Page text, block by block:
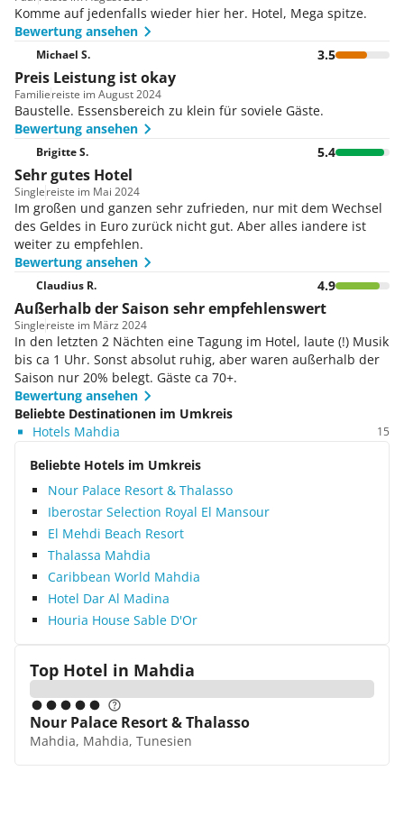
Komme auf jedenfalls wieder hier her. Hotel, Mega spitze.
Bewertung ansehen
Michael S. 3.5
Preis Leistung ist okay
Familiereiste im August 2024
Baustelle. Essensbereich zu klein für soviele Gäste.
Bewertung ansehen
Brigitte S. 5.4
Sehr gutes Hotel
Singlereiste im Mai 2024
Im großen und ganzen sehr zufrieden, nur mit dem Wechsel
des Geldes in Euro zurück nicht gut. Aber alles iandere ist
weiter zu empfehlen.
Bewertung ansehen
Claudius R. 4.9
Außerhalb der Saison sehr empfehlenswert
Singlereiste im März 2024
In den letzten 2 Nächten eine Tagung im Hotel, laute (!) Musik
bis ca 1 Uhr. Sonst absolut ruhig, aber waren außerhalb der
Saison nur 20% belegt. Gäste ca 70+.
Bewertung ansehen
Beliebte Destinationen im Umkreis
Hotels Mahdia
15
Beliebte Hotels im Umkreis
Nour Palace Resort & Thalasso
Iberostar Selection Royal El Mansour
El Mehdi Beach Resort
Thalassa Mahdia
Caribbean World Mahdia
Hotel Dar Al Madina
Houria House Sable D'Or
Top Hotel in Mahdia
Nour Palace Resort & Thalasso
Mahdia, Mahdia, Tunesien